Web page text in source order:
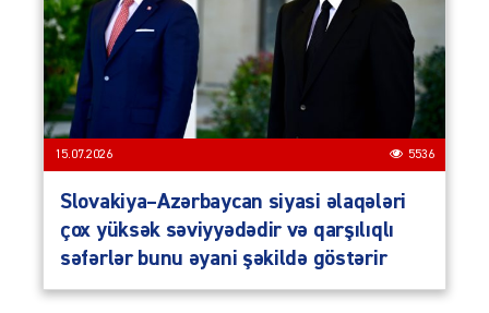
15.07.2026 5536
Slovakiya–Azərbaycan siyasi əlaqələri
çox yüksək səviyyədədir və qarşılıqlı
səfərlər bunu əyani şəkildə göstərir